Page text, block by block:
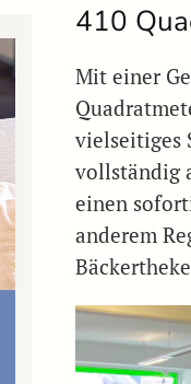
410
Mit einer
vielseitiges
vollständig
einen
anderem